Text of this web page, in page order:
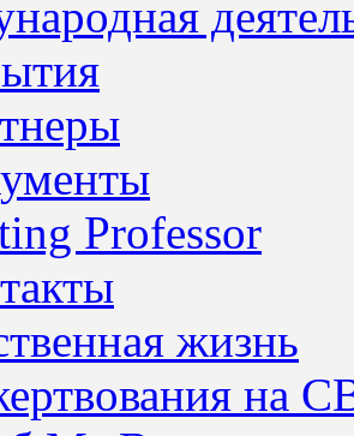
Professor
жизнь
на